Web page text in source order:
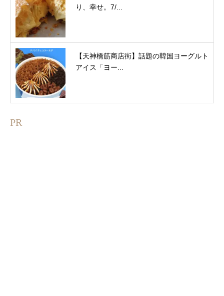
り、幸せ。7/...
【天神橋筋商店街】話題の韓国ヨーグルト
アイス「ヨー...
PR